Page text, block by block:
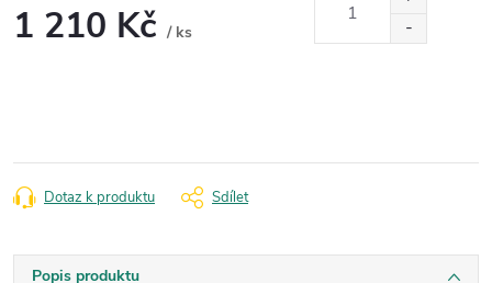
1 210 Kč / ks
Dotaz k produktu Sdílet
Popis produktu